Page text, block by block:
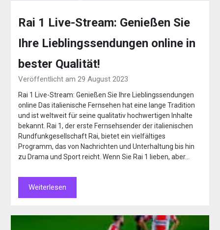
Rai 1 Live-Stream: Genießen Sie
Ihre Lieblingssendungen online in
bester Qualität!
Veröffentlicht am 29 August 2023
Rai 1 Live-Stream: Genießen Sie Ihre Lieblingssendungen
online Das italienische Fernsehen hat eine lange Tradition
und ist weltweit für seine qualitativ hochwertigen Inhalte
bekannt. Rai 1, der erste Fernsehsender der italienischen
Rundfunkgesellschaft Rai, bietet ein vielfältiges
Programm, das von Nachrichten und Unterhaltung bis hin
zu Drama und Sport reicht. Wenn Sie Rai 1 lieben, aber…
Weiterlesen